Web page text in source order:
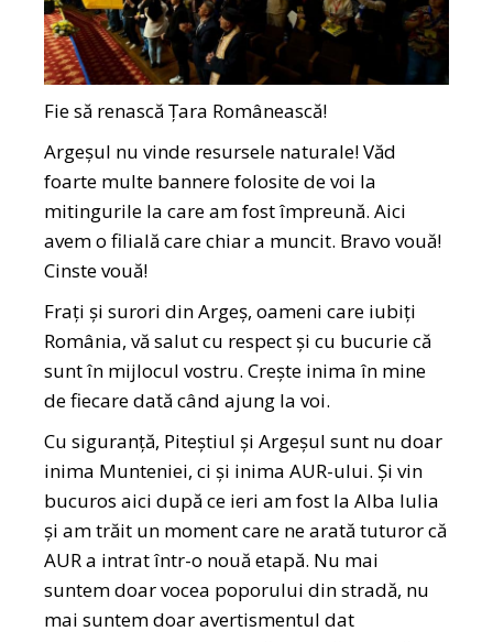
Fie să renască Țara Românească!
Argeșul nu vinde resursele naturale! Văd
foarte multe bannere folosite de voi la
mitingurile la care am fost împreună. Aici
avem o filială care chiar a muncit. Bravo vouă!
Cinste vouă!
Frați și surori din Argeș, oameni care iubiți
România, vă salut cu respect și cu bucurie că
sunt în mijlocul vostru. Crește inima în mine
de fiecare dată când ajung la voi.
Cu siguranță, Piteștiul și Argeșul sunt nu doar
inima Munteniei, ci și inima AUR-ului. Și vin
bucuros aici după ce ieri am fost la Alba Iulia
și am trăit un moment care ne arată tuturor că
AUR a intrat într-o nouă etapă. Nu mai
suntem doar vocea poporului din stradă, nu
mai suntem doar avertismentul dat